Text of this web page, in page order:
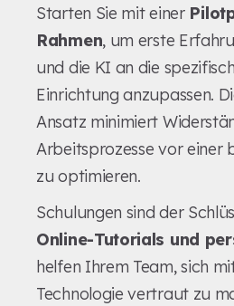
Starten Sie mit einer
Rahmen, um erste
und die KI an die
Einrichtung anzupassen.
Ansatz minimiert
Arbeitsprozesse vor einer
zu optimieren.
Schulungen sind der
Online-Tutorials und
helfen Ihrem Team, sich
Technologie vertraut zu